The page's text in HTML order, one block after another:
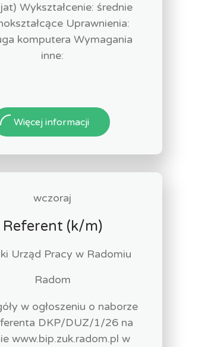
Wykształcenie: średnie
Uprawnienia:
komputera Wymagania
inne:
Więcej informacji
wczoraj
Referent (k/m)
Urząd Pracy w Radomiu
Radom
w ogłoszeniu o naborze
DKP/DUZ/1/26 na
www.bip.zuk.radom.pl w